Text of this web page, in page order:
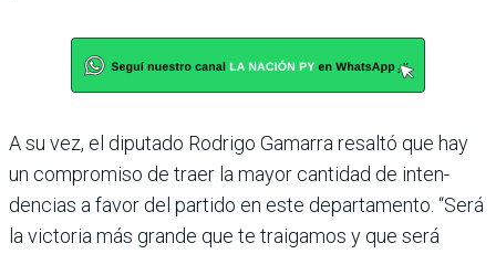
A su vez, el diputado Rodrigo Gamarra resaltó que hay
un compromiso de traer la mayor cantidad de inten­
dencias a favor del partido en este departamento. “Será
la victoria más grande que te traigamos y que será